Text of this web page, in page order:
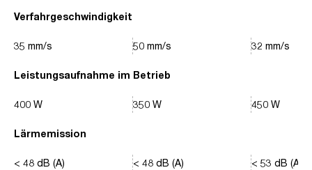
Verfahrgeschwindigkeit
Leistungsaufnahme im Betrieb
Lärmemission
35 mm/s
400 W
< 48 dB (A)
50 mm/s
350 W
< 48 dB (A)
32 mm/s
450 W
< 53 dB (A)